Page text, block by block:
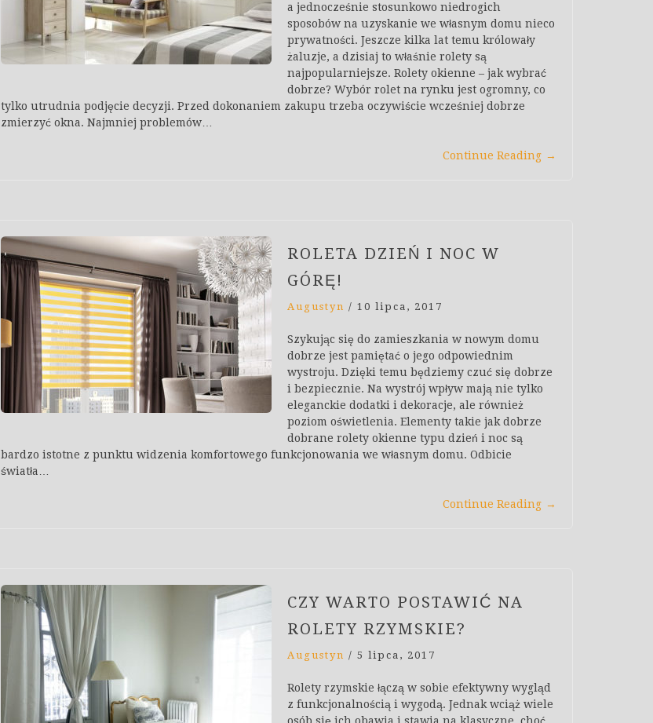
a jednocześnie stosunkowo niedrogich
sposobów na uzyskanie we własnym domu nieco
prywatności. Jeszcze kilka lat temu królowały
żaluzje, a dzisiaj to właśnie rolety są
najpopularniejsze. Rolety okienne – jak wybrać
dobrze? Wybór rolet na rynku jest ogromny, co
tylko utrudnia podjęcie decyzji. Przed dokonaniem zakupu trzeba oczywiście wcześniej dobrze
zmierzyć okna. Najmniej problemów…
Continue Reading →
ROLETA DZIEŃ I NOC W
GÓRĘ!
Augustyn / 10 lipca, 2017
Szykując się do zamieszkania w nowym domu
dobrze jest pamiętać o jego odpowiednim
wystroju. Dzięki temu będziemy czuć się dobrze
i bezpiecznie. Na wystrój wpływ mają nie tylko
eleganckie dodatki i dekoracje, ale również
poziom oświetlenia. Elementy takie jak dobrze
dobrane rolety okienne typu dzień i noc są
bardzo istotne z punktu widzenia komfortowego funkcjonowania we własnym domu. Odbicie
światła…
Continue Reading →
CZY WARTO POSTAWIĆ NA
ROLETY RZYMSKIE?
Augustyn / 5 lipca, 2017
Rolety rzymskie łączą w sobie efektywny wygląd
z funkcjonalnością i wygodą. Jednak wciąż wiele